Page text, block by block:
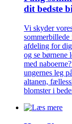
dit bedste
Vi skyder
afdeling for
og se børnene
med
ungernes leg
altanen,
blomster i